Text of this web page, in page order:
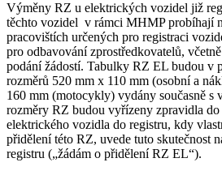
Výměny RZ u elektrických vozidel již
těchto vozidel v rámci MHMP probíhají
pracovištích určených pro registraci
pro odbavování zprostředkovatelů,
podání žádostí. Tabulky RZ EL budou v
rozměrů 520 mm x 110 mm (osobní a
160 mm (motocykly) vydány současně s
rozměry RZ budou vyřízeny zpravidla
elektrického vozidla do registru, kdy
přidělení této RZ, uvede tuto skutečnost
registru („žádám o přidělení RZ EL“).